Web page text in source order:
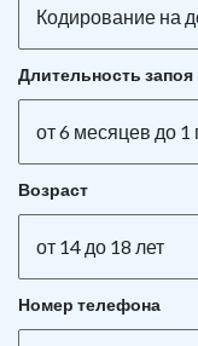
Кодирование на
Длительность запоя
от 6 месяцев до 1
Возраст
от 14 до 18 лет
Номер телефона